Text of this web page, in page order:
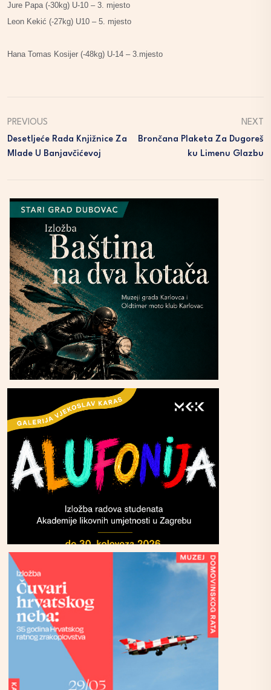
Jure Papa (-30kg) U-10 – 3. mjesto
Leon Kekić (-27kg) U10 – 5. mjesto
Hana Tomas Kosijer (-48kg) U-14 – 3.mjesto
PREVIOUS
Desetljeće Rada Knjižnice Za
Mlade U Banjavčićevoj
NEXT
Brončana Plaketa Za Dugoreš
Ku Limenu Glazbu